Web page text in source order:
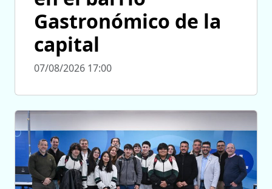
Gastronómico de la
capital
07/08/2026 17:00